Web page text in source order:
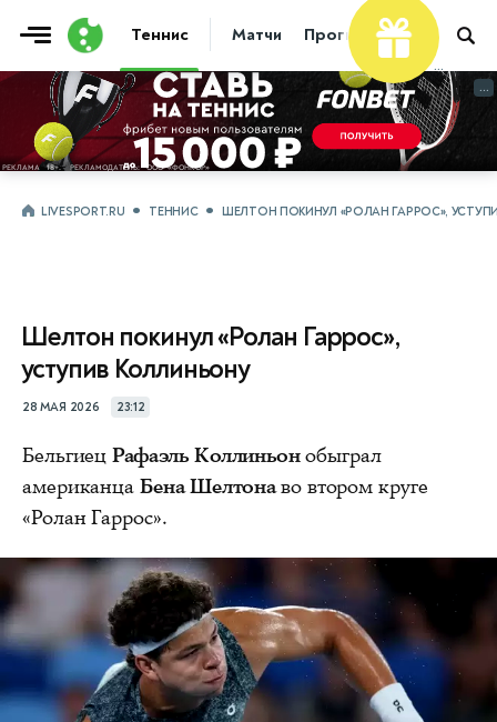
Теннис Матчи Прогнозы Новости
...
...
LIVESPORT.RU ТЕННИС ШЕЛТОН ПОКИНУЛ «РОЛАН ГАРРОС»,
Шелтон покинул «Ролан Гаррос»,
уступив Коллиньону
28 МАЯ 2026 23:12
БельгиецРафаэль Коллиньонобыграл
американца Бена Шелтонаво втором круге
«Ролан Гаррос».